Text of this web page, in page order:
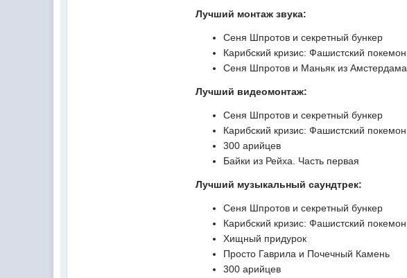
Лучший монтаж звука:
Сеня Шпротов и секретный бункер
Карибский кризис: Фашистский покемон
Сеня Шпротов и Маньяк из Амстердама
Лучший видеомонтаж:
Сеня Шпротов и секретный бункер
Карибский кризис: Фашистский покемон
300 арийцев
Байки из Рейха. Часть первая
Лучший музыкальный саундтрек:
Сеня Шпротов и секретный бункер
Карибский кризис: Фашистский покемон
Хищный придурок
Просто Гаврила и Почечный Камень
300 арийцев